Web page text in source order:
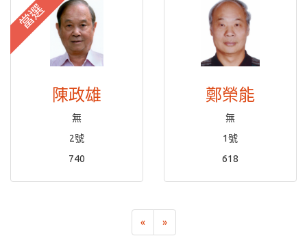
當選
陳政雄
無
2號
740
鄭榮能
無
1號
618
« »